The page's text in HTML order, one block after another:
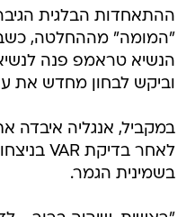
ההתאחדות הבלגית
הנשיא טראמפ פנה לנשיא
וביקש לבחון מחדש את
במקביל, אנגליה איבדה
בשמינית הגמר.